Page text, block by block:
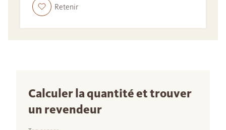
Retenir
Calculer la quantité et trouver
un revendeur